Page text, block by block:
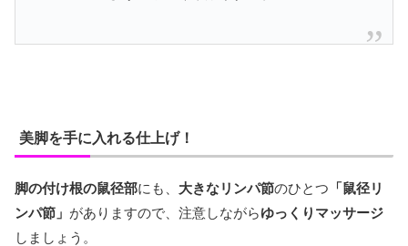
美脚を手に入れる仕上げ！
脚の付け根の鼠径部にも、 大きなリンパ節のひとつ 「鼠径リ
ンパ節」 がありますので、注意しながらゆっくりマッサージ
しましょう。